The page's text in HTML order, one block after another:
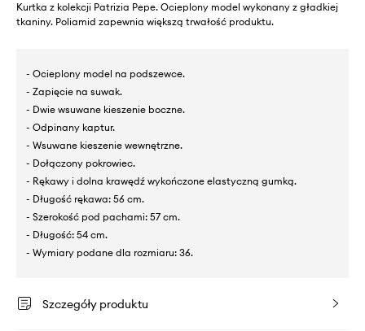
Kurtka z kolekcji Patrizia Pepe. Ocieplony model wykonany z gładkiej
tkaniny. Poliamid zapewnia większą trwałość produktu.
- Ocieplony model na podszewce.
- Zapięcie na suwak.
- Dwie wsuwane kieszenie boczne.
- Odpinany kaptur.
- Wsuwane kieszenie wewnętrzne.
- Dołączony pokrowiec.
- Rękawy i dolna krawędź wykończone elastyczną gumką.
- Długość rękawa: 56 cm.
- Szerokość pod pachami: 57 cm.
- Długość: 54 cm.
- Wymiary podane dla rozmiaru: 36.
Szczegóły produktu